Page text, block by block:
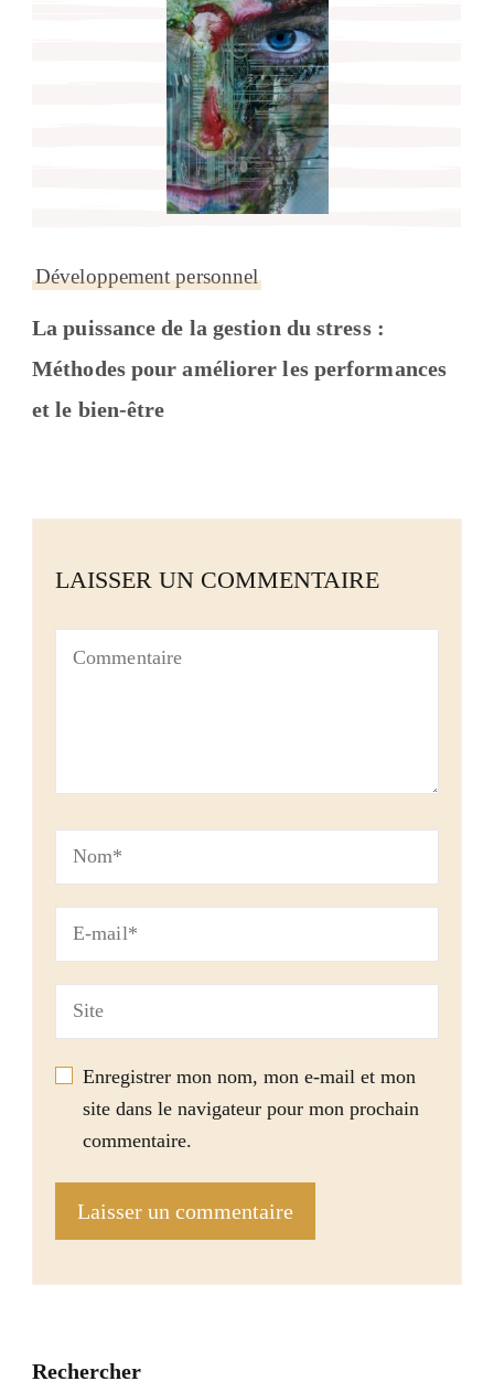
Développement personnel
La puissance de la gestion du stress :
Méthodes pour améliorer les performances
et le bien-être
LAISSER UN COMMENTAIRE
Enregistrer mon nom, mon e-mail et mon
site dans le navigateur pour mon prochain
commentaire.
Rechercher